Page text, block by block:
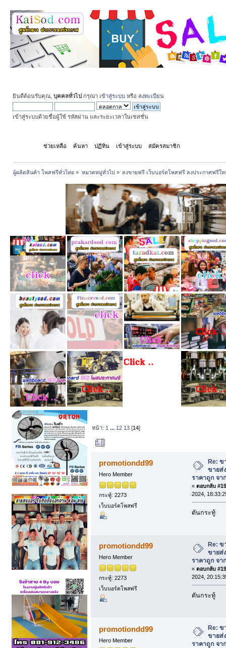
ยินดีต้อนรับคุณ, บุคคลทั่วไป กรุณา เข้าสู่ระบบ หรือ ลงทะเบียน
เข้าสู่ระบบด้วยชื่อผู้ใช้ รหัสผ่าน และระยะเวลาในเซสชั่น
ช่วยเหลือ ค้นหา ปฏิทิน เข้าสู่ระบบ สมัครสมาชิก
ผู้ผลิตสินค้า โพสฟรีทั่วไทย » หมวดหมู่ทั่วไป» ลงขายฟรี เว็บบอร์ดโพสฟรี ลงประกาศฟรีให
หน้า: 1 ... 12 13 [14]
สะอาด ราคาถูก จากโรงงานผู้ผลิต (อ่าน
promotiondd99
Hero Member
กระทู้: 2273
เว็บบอร์ดโพสฟรี
Re: ข
ขายส่
ราคาถูก จา
« ตอบกลับ
2024,
ดันกระทู้
promotiondd99
Hero Member
กระทู้: 2273
เว็บบอร์ดโพสฟรี
Re: ข
ขายส่
ราคาถูก จา
« ตอบกลับ
2024,
ดันกระทู้
promotiondd99
Hero Member
Re: ข
ขายส่
ราคาถูก จา